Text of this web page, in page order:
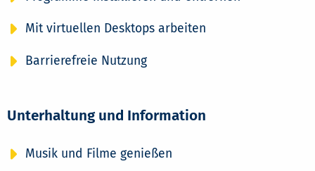
Mit virtuellen Desktops arbeiten
Barrierefreie Nutzung
Unterhaltung und Information
Musik und Filme genießen